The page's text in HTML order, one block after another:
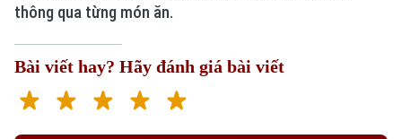
thông qua từng món ăn.
Bài viết hay? Hãy đánh giá bài viết